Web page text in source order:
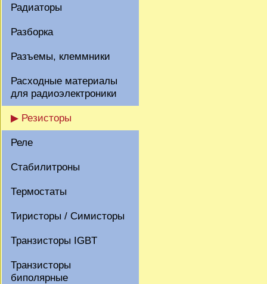
Радиаторы
Разборка
Разъемы, клеммники
Расходные материалы
для радиоэлектроники
▶ Резисторы
Реле
Стабилитроны
Термостаты
Тиристоры / Симисторы
Транзисторы IGBT
Транзисторы
биполярные